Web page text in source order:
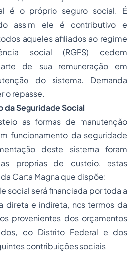
é o próprio seguro social. É
assim ele é contributivo e
aqueles afiliados ao regime
social (RGPS) cedem
de sua remuneração em
do sistema. Demanda
o repasse.
da Seguridade Social
as formas de manutenção
funcionamento da seguridade
deste sistema foram
próprias de custeio, estas
Carta Magna que dispõe:
social será financiada por toda a
direta e indireta, nos termos da
provenientes dos orçamentos
do Distrito Federal e dos
contribuições sociais